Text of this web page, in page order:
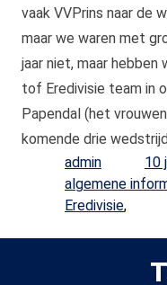
vaak VVPrins naar de
maar we waren met
jaar niet, maar hebben
tof Eredivisie team in
Papendal (het
komende drie
Posted by
admin 10
algemene
Eredivisie,